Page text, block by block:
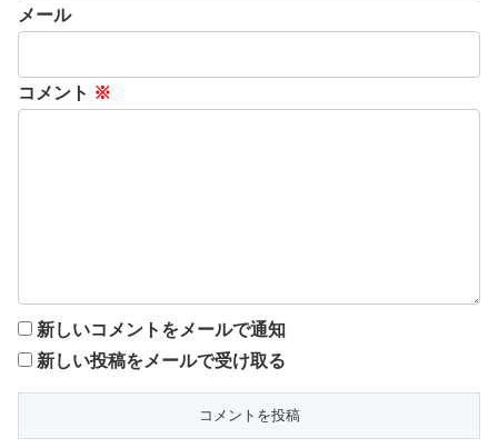
メール
コメント ※
新しいコメントをメールで通知
新しい投稿をメールで受け取る